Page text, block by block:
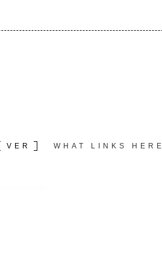
VER (SOLAPA ACTIVA)
WHAT LINKS HERE